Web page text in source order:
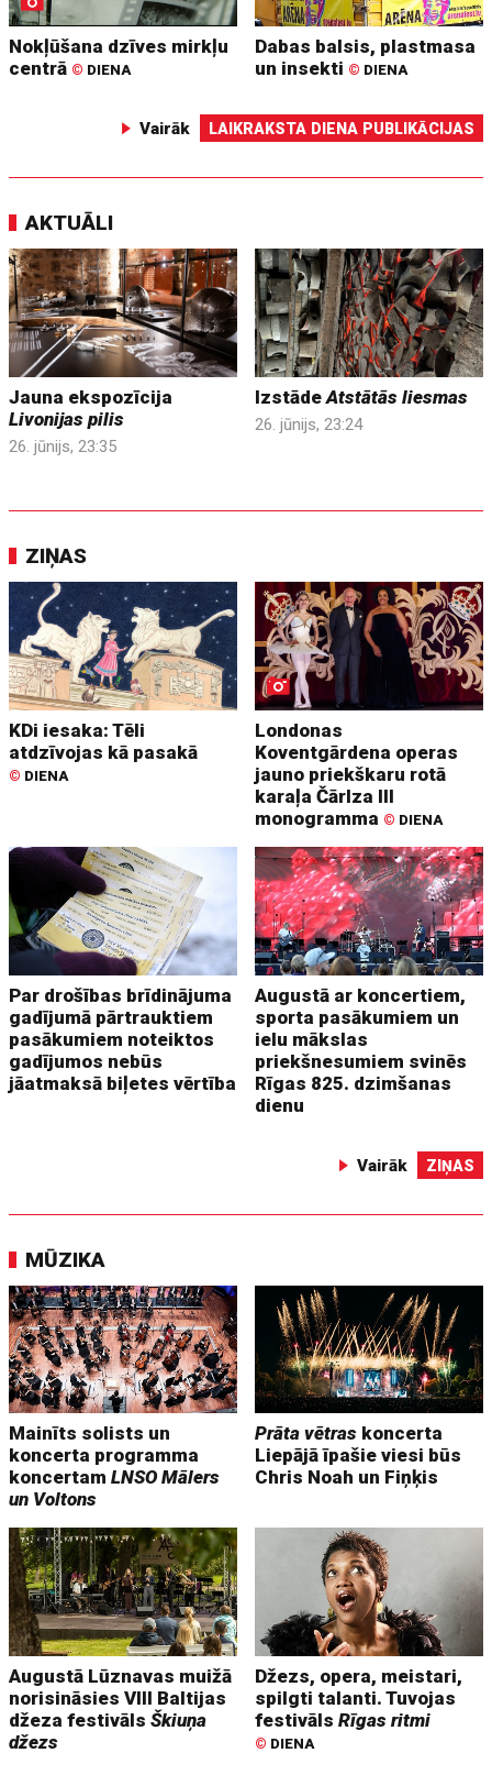
Nokļūšana dzīves mirkļu
centrā © DIENA
Dabas balsis, plastmasa
un insekti © DIENA
Vairāk LAIKRAKSTA DIENA PUBLIKĀCIJAS
AKTUĀLI
Jauna ekspozīcija
Livonijas pilis
26. jūnijs, 23:35
IzstādeAtstātās liesmas
26. jūnijs, 23:24
ZIŅAS
KDi iesaka: Tēli
atdzīvojas kā pasakā
© DIENA
Londonas
Koventgārdena operas
jauno priekškaru rotā
karaļa Čārlza III
monogramma © DIENA
Par drošības brīdinājuma
gadījumā pārtrauktiem
pasākumiem noteiktos
gadījumos nebūs
jāatmaksā biļetes vērtība
Augustā ar koncertiem,
sporta pasākumiem un
ielu mākslas
priekšnesumiem svinēs
Rīgas 825. dzimšanas
dienu
Vairāk ZIŅAS
MŪZIKA
Mainīts solists un
koncerta programma
koncertamLNSO Mālers
un Voltons
Prāta vētras koncerta
Liepājā īpašie viesi būs
Chris Noah un Fiņķis
Augustā Lūznavas muižā
norisināsies VIII Baltijas
džeza festivālsŠkiuņa
džezs
Džezs, opera, meistari,
spilgti talanti. Tuvojas
festivālsRīgas ritmi
© DIENA